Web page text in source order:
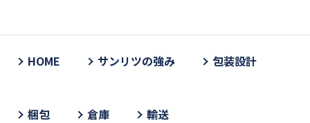
HOME サンリツの強み 包装設計
梱包 倉庫 輸送